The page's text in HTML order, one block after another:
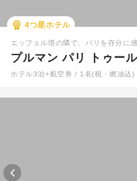
4つ星ホテル
エッフェル塔の隣で、パリを存分に
プルマン パリ トゥー
ホテル3泊+航空券 / 1名(税・燃油込)